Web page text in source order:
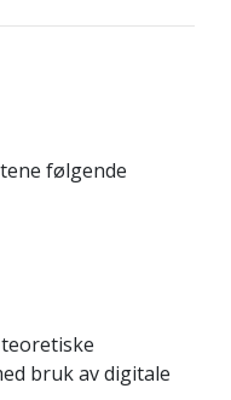
følgende
bruk av digitale